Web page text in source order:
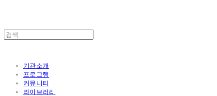
기관소개
프로그램
커뮤니티
라이브러리